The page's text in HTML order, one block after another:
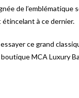
de l’emblématique
à ce dernier.
ce grand
MCA Luxury